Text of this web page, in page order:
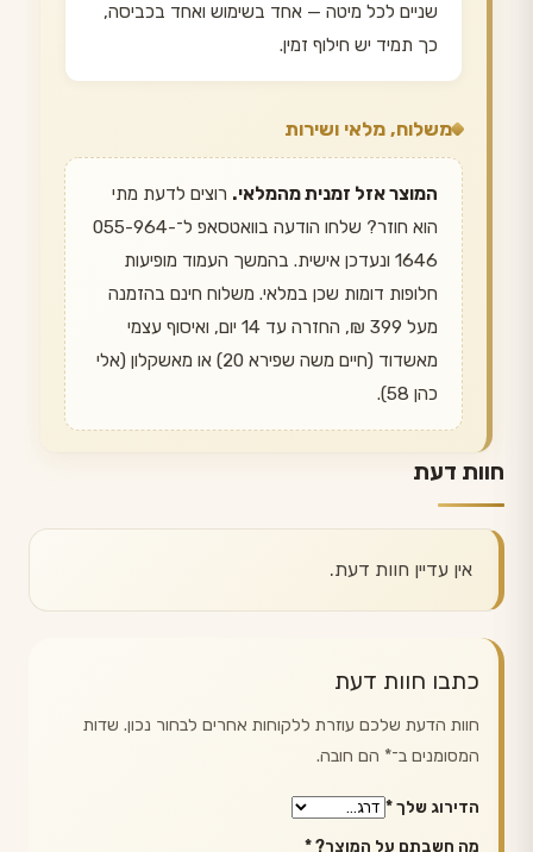
שניים לכל מיטה — אחד בשימוש ואחד בכביסה,
כך תמיד יש חילוף זמין.
משלוח, מלאי ושירות
המוצר אזל זמנית מהמלאי. רוצים לדעת מתי
הוא חוזר? שלחו הודעה בוואטסאפ ל־055-964-
1646 ונעדכן אישית. בהמשך העמוד מופיעות
חלופות דומות שכן במלאי. משלוח חינם בהזמנה
מעל 399 ₪, החזרה עד 14 יום, ואיסוף עצמי
מאשדוד (חיים משה שפירא 20) או מאשקלון (אלי
כהן 58).
חוות דעת
אין עדיין חוות דעת.
כתבו חוות דעת
חוות הדעת שלכם עוזרת ללקוחות אחרים לבחור נכון. שדות
המסומנים ב־* הם חובה.
הדירוג שלך*
מה חשבתם על המוצר?*